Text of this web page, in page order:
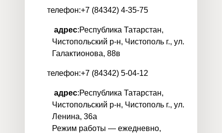
телефон:+7 (84342) 4-35-75
адрес:Республика Татарстан,
Чистопольский р-н, Чистополь г., ул.
Галактионова, 88в
телефон:+7 (84342) 5-04-12
адрес:Республика Татарстан,
Чистопольский р-н, Чистополь г., ул.
Ленина, 36а
Режим работы — ежедневно,